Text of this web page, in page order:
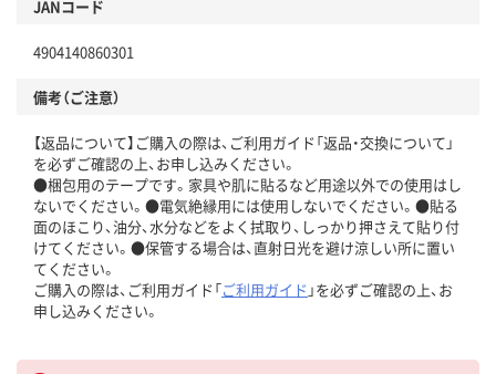
JANコード
4904140860301
備考（ご注意）
【返品について】ご購入の際は、ご利用ガイド「返品・交換について」
を必ずご確認の上、お申し込みください。
●梱包用のテープです。家具や肌に貼るなど用途以外での使用はし
ないでください。●電気絶縁用には使用しないでください。●貼る
面のほこり、油分、水分などをよく拭取り、しっかり押さえて貼り付
けてください。●保管する場合は、直射日光を避け涼しい所に置い
てください。
ご購入の際は、ご利用ガイド「ご利用ガイド 」を必ずご確認の上、お
申し込みください。